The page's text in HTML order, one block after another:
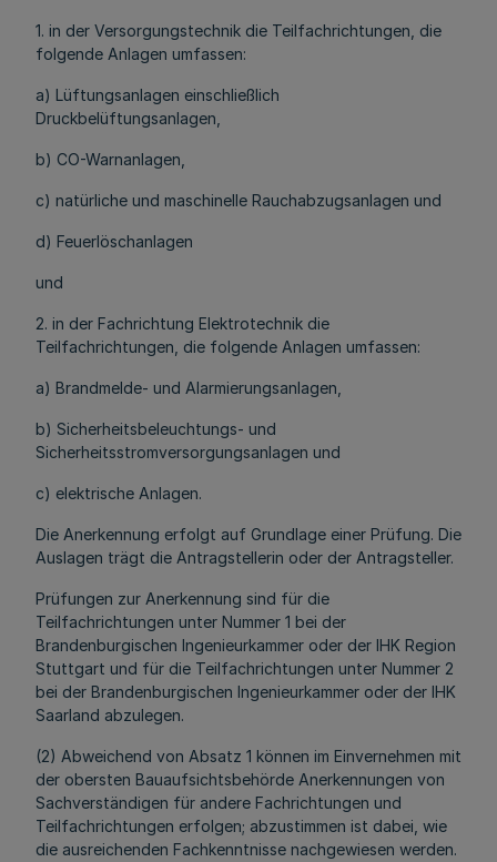
1. in der Versorgungstechnik die Teilfachrichtungen, die
folgende Anlagen umfassen:
a) Lüftungsanlagen einschließlich
Druckbelüftungsanlagen,
b) CO-Warnanlagen,
c) natürliche und maschinelle Rauchabzugsanlagen und
d) Feuerlöschanlagen
und
2. in der Fachrichtung Elektrotechnik die
Teilfachrichtungen, die folgende Anlagen umfassen:
a) Brandmelde- und Alarmierungsanlagen,
b) Sicherheitsbeleuchtungs- und
Sicherheitsstromversorgungsanlagen und
c) elektrische Anlagen.
Die Anerkennung erfolgt auf Grundlage einer Prüfung. Die
Auslagen trägt die Antragstellerin oder der Antragsteller.
Prüfungen zur Anerkennung sind für die
Teilfachrichtungen unter Nummer 1 bei der
Brandenburgischen Ingenieurkammer oder der IHK Region
Stuttgart und für die Teilfachrichtungen unter Nummer 2
bei der Brandenburgischen Ingenieurkammer oder der IHK
Saarland abzulegen.
(2) Abweichend von Absatz 1 können im Einvernehmen mit
der obersten Bauaufsichtsbehörde Anerkennungen von
Sachverständigen für andere Fachrichtungen und
Teilfachrichtungen erfolgen; abzustimmen ist dabei, wie
die ausreichenden Fachkenntnisse nachgewiesen werden.